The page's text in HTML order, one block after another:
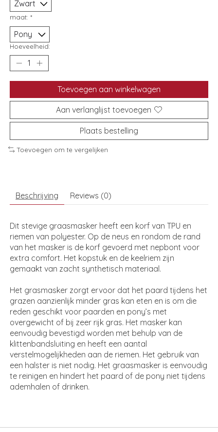
maat: *
Hoeveelheid:
Toevoegen aan winkelwagen
Aan verlanglijst toevoegen
Plaats bestelling
Toevoegen om te vergelijken
Beschrijving Reviews (0)
Dit stevige graasmasker heeft een korf van TPU en
riemen van polyester. Op de neus en rondom de rand
van het masker is de korf gevoerd met nepbont voor
extra comfort. Het kopstuk en de keelriem zijn
gemaakt van zacht synthetisch materiaal.
Het grasmasker zorgt ervoor dat het paard tijdens het
grazen aanzienlijk minder gras kan eten en is om die
reden geschikt voor paarden en pony’s met
overgewicht of bij zeer rijk gras. Het masker kan
eenvoudig bevestigd worden met behulp van de
klittenbandsluiting en heeft een aantal
verstelmogelijkheden aan de riemen. Het gebruik van
een halster is niet nodig. Het graasmasker is eenvoudig
te reinigen en hindert het paard of de pony niet tijdens
ademhalen of drinken.